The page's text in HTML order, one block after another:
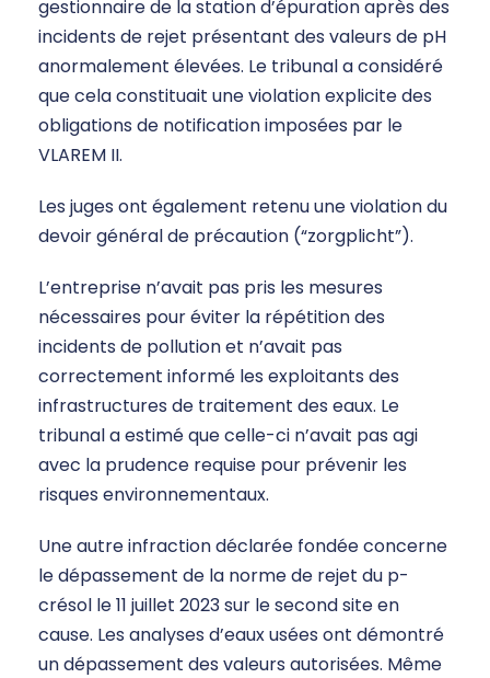
gestionnaire de la station d’épuration après des
incidents de rejet présentant des valeurs de pH
anormalement élevées. Le tribunal a considéré
que cela constituait une violation explicite des
obligations de notification imposées par le
VLAREM II.
Les juges ont également retenu une violation du
devoir général de précaution (“zorgplicht”).
L’entreprise n’avait pas pris les mesures
nécessaires pour éviter la répétition des
incidents de pollution et n’avait pas
correctement informé les exploitants des
infrastructures de traitement des eaux. Le
tribunal a estimé que celle-ci n’avait pas agi
avec la prudence requise pour prévenir les
risques environnementaux.
Une autre infraction déclarée fondée concerne
le dépassement de la norme de rejet du p-
crésol le 11 juillet 2023 sur le second site en
cause. Les analyses d’eaux usées ont démontré
un dépassement des valeurs autorisées. Même